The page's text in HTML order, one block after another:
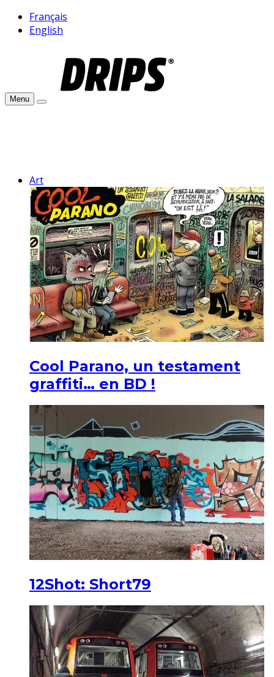
Français
English
Menu
Art
Cool Parano, un testament
graffiti… en BD !
12Shot: Short79